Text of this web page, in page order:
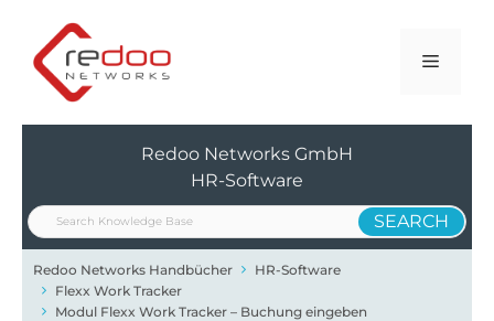
Inhalt
springen
Menü
Redoo Networks GmbH
HR-Software
Redoo Networks Handbücher
HR-Software
Flexx Work Tracker
Modul Flexx Work Tracker – Buchung eingeben